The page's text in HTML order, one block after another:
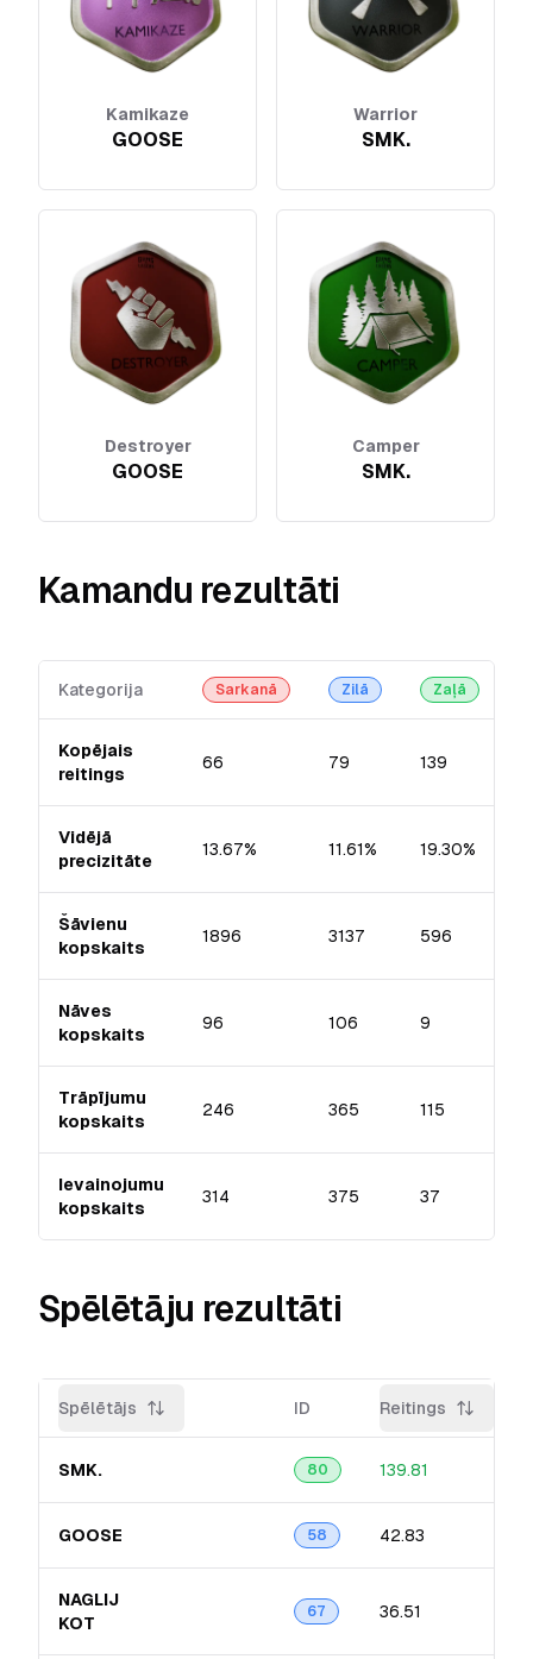
Kamikaze
GOOSE
Warrior
SMK.
Destroyer
GOOSE
Camper
SMK.
Kamandu rezultāti
Kategorija Sarkanā Zilā Zaļā
Kopējais
reitings
66 79 139
Vidējā
precizitāte
13.67% 11.61% 19.30%
Šāvienu
kopskaits
1896 3137 596
Nāves
kopskaits
96 106 9
Trāpījumu
kopskaits
246 365 115
Ievainojumu
kopskaits
314 375 37
Spēlētāju rezultāti
Spēlētājs ID Reitings
SMK. 80 139.81
GOOSE 58 42.83
NAGLIJ
KOT
67 36.51